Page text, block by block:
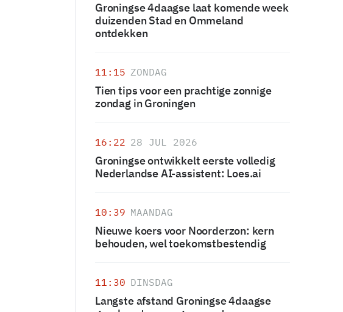
Groningse 4daagse laat komende week
duizenden Stad en Ommeland
ontdekken
11:15 ZONDAG
Tien tips voor een prachtige zonnige
zondag in Groningen
16:22 28 JUL 2026
Groningse ontwikkelt eerste volledig
Nederlandse AI-assistent: Loes.ai
10:39 MAANDAG
Nieuwe koers voor Noorderzon: kern
behouden, wel toekomstbestendig
11:30 DINSDAG
Langste afstand Groningse 4daagse